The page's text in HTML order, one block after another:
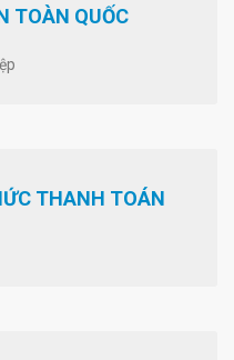
TOÀN QUỐC
THANH TOÁN